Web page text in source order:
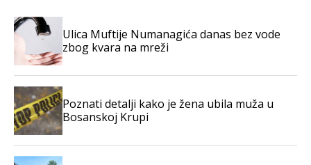
Ulica Muftije Numanagića danas bez vode
zbog kvara na mreži
Poznati detalji kako je žena ubila muža u
Bosanskoj Krupi